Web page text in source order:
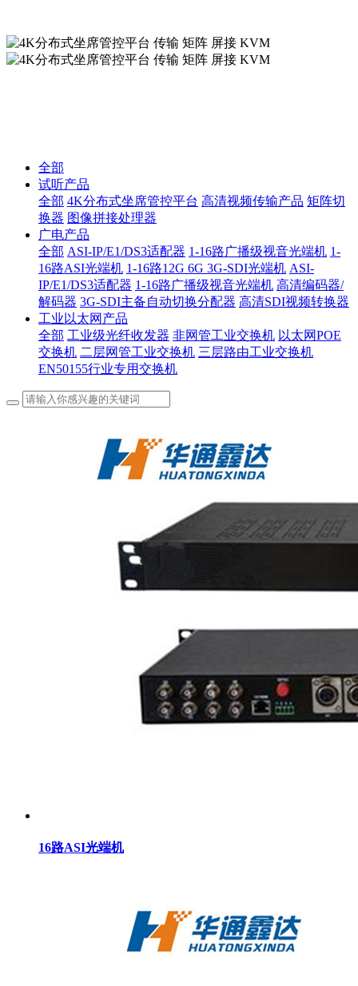
全部
试听产品
全部 4K分布式坐席管控平台 高清视频传输产品 矩阵切
换器 图像拼接处理器
广电产品
全部 ASI-IP/E1/DS3适配器 1-16路广播级视音光端机 1-
16路ASI光端机 1-16路12G 6G 3G-SDI光端机 ASI-
IP/E1/DS3适配器 1-16路广播级视音光端机 高清编码器/
解码器 3G-SDI主备自动切换分配器 高清SDI视频转换器
工业以太网产品
全部 工业级光纤收发器 非网管工业交换机 以太网POE
交换机 二层网管工业交换机 三层路由工业交换机
EN50155行业专用交换机
16路ASI光端机